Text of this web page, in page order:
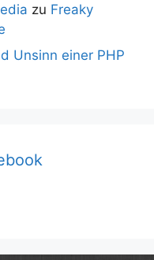
zu Freaky
Unsinn einer PHP